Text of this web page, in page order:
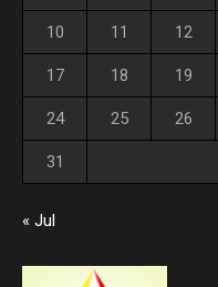
10 11 12
17 18 19
24 25 26
31
« Jul